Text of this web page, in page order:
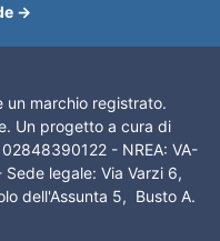
→
un marchio registrato.
Un progetto a cura di
- NREA: VA-
legale: Via Varzi 6,
dell'Assunta 5, Busto A.